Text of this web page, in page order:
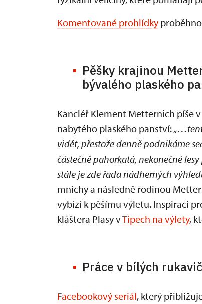
Komentované prohlídky
Pěšky krajinou
bývalého plaského
Kancléř Klement Metternich píše
nabytého plaského panství:
vidět, přestože denně podnikáme
částečně pahorkatá, nekonečné
stále je zde řada nádherných
mnichy a následně rodinou
vybízí k pěšímu výletu. Inspiraci
kláštera Plasy vTipech na výlety,
Práce v bílých
Facebookový seriál, který